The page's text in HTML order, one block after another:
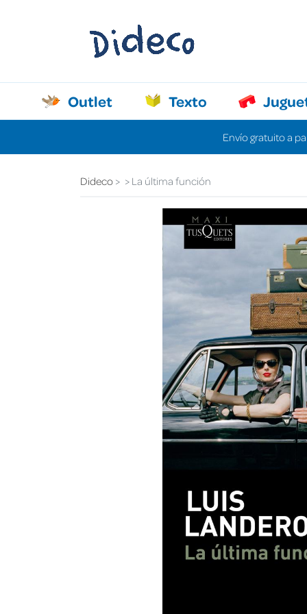
Outlet Texto
Envío gratuito a
Dideco La última función